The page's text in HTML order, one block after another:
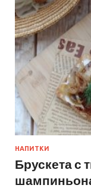
НАПИТКИ
Брускета